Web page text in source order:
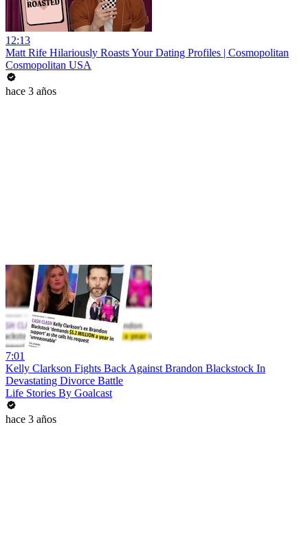
12:13
Matt Rife Hilariously Roasts Your Dating Profiles | Cosmopolitan
Cosmopolitan USA
hace 3 años
7:01
Kelly Clarkson Fights Back Against Brandon Blackstock In
Devastating Divorce Battle
Life Stories By Goalcast
hace 3 años